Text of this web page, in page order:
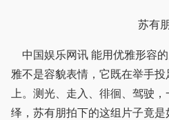
苏有朋
中国娱乐网讯 能用优雅形容
雅不是容貌表情，它既在举手
上。测光、走入、徘徊、驾驶
绎，苏有朋拍下的这组片子竟